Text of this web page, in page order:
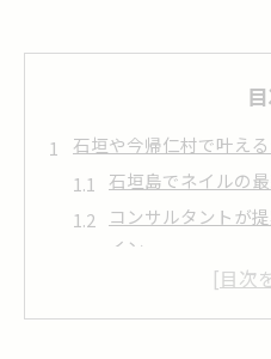
石垣や今帰仁村で叶え
石垣島でネイルの
コンサルタントが
イン
地元で人気のネイ
石垣島で安いネイ